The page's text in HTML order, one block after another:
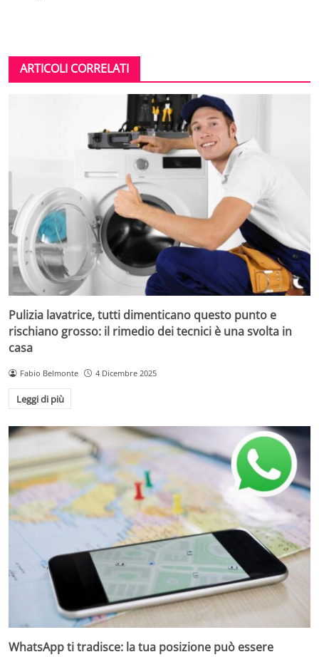
ARTICOLI CORRELATI
Pulizia lavatrice, tutti dimenticano questo punto e
rischiano grosso: il rimedio dei tecnici è una svolta in
casa
Fabio Belmonte 4 Dicembre 2025
Leggi di più
WhatsApp ti tradisce: la tua posizione può essere